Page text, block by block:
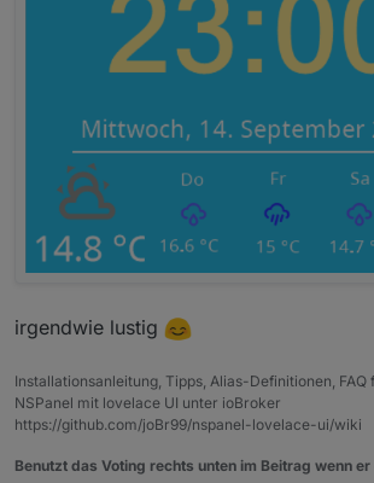
irgendwie lustig
Installationsanleitung, Tipps, Alias-Definitionen, FAQ
NSPanel mit lovelace UI unter ioBroker
https://github.com/joBr99/nspanel-lovelace-ui/wiki
Benutzt das Voting rechts unten im Beitrag wenn